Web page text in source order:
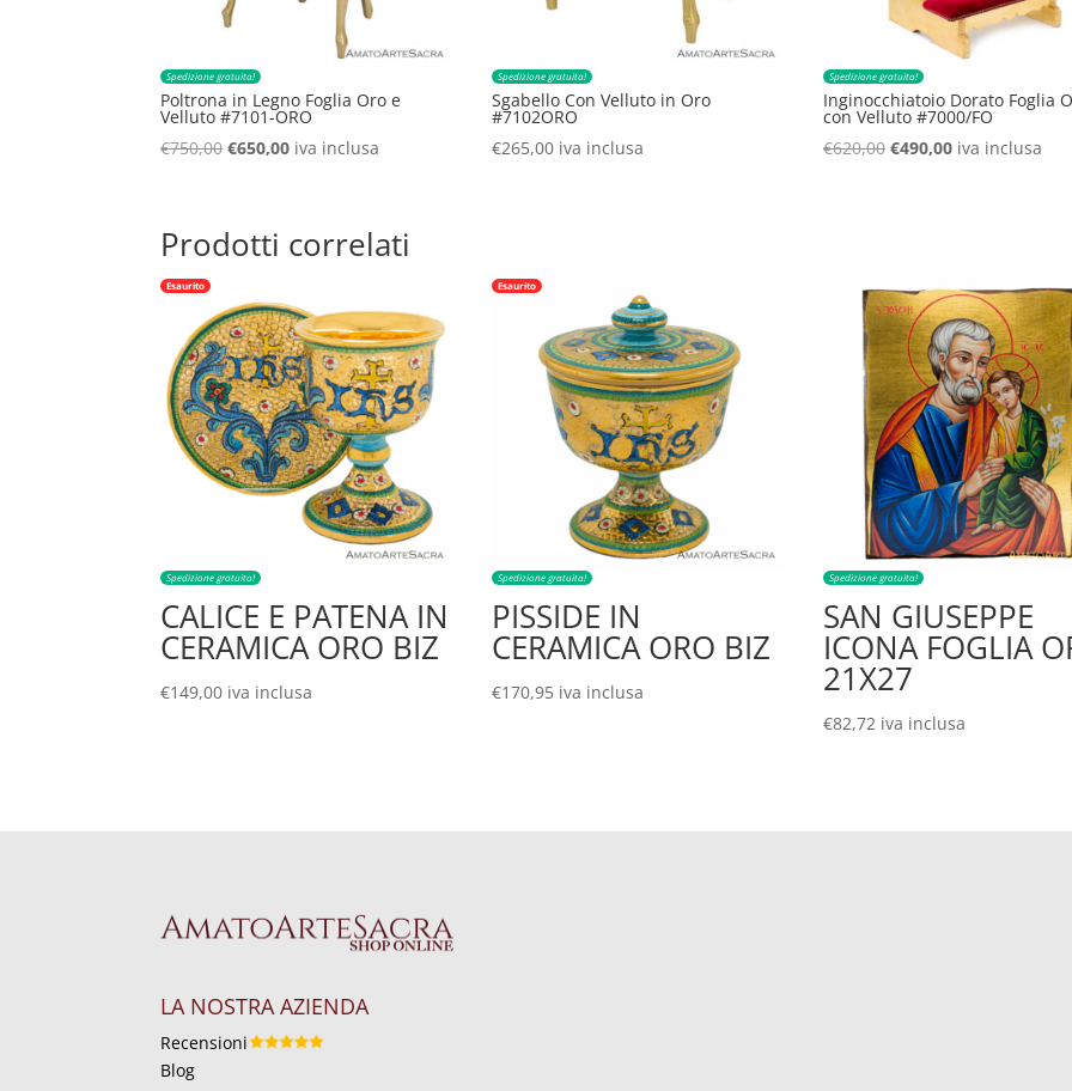
Spedizione gratuita!
Poltrona in Legno Foglia Oro e
Velluto #7101-ORO
€750,00Il
era:
€750,00.
€650,00Il
€650,00.
iva inclusa
Spedizione gratuita!
Sgabello Con Velluto in Oro
#7102ORO
€265,00 iva inclusa
Spedizione gratuita!
Inginocchiatoio Dorato Foglia
con Velluto #7000/FO
€620,00 Il
€490,00Iliva inclusa
Prodotti correlati
Esaurito
Spedizione gratuita!
CALICE E PATENA IN
CERAMICA ORO BIZ
€149,00 iva inclusa
Esaurito
Spedizione gratuita!
PISSIDE IN
CERAMICA ORO BIZ
€170,95 iva inclusa
Spedizione gratuita!
SAN GIUSEPPE
ICONA FOGLIA
21X27
€82,72 iva inclusa
LA NOSTRA AZIENDA
Recensioni
Blog